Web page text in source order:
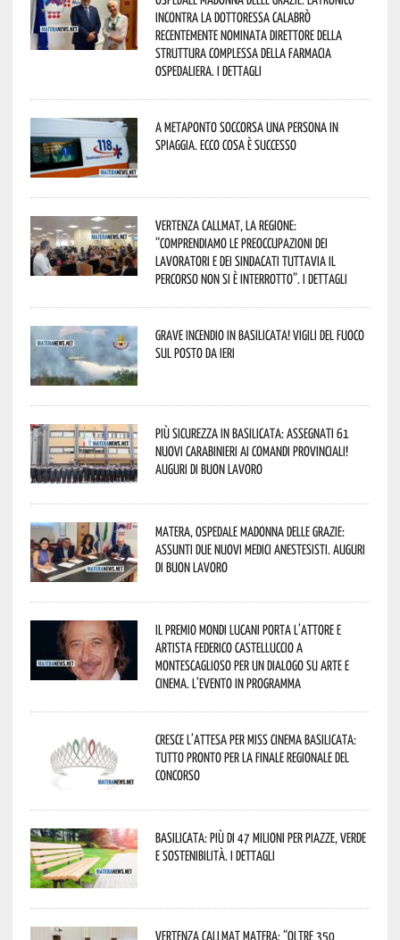
incontra la dottoressa Calabrò
recentemente nominata Direttore della
Struttura Complessa della Farmacia
Ospedaliera. I dettagli
A Metaponto soccorsa una persona in
spiaggia. Ecco cosa è successo
Vertenza CallMat, la Regione:
“comprendiamo le preoccupazioni dei
lavoratori e dei sindacati tuttavia il
percorso non si è interrotto”. I dettagli
Grave incendio in Basilicata! Vigili del fuoco
sul posto da ieri
Più sicurezza in Basilicata: assegnati 61
nuovi Carabinieri ai Comandi provinciali!
Auguri di buon lavoro
Matera, Ospedale Madonna delle Grazie:
assunti due nuovi medici anestesisti. Auguri
di buon lavoro
Il Premio Mondi Lucani porta l’attore e
artista Federico Castelluccio a
Montescaglioso per un dialogo su arte e
cinema. L’evento in programma
Cresce l’attesa per Miss Cinema Basilicata:
tutto pronto per la finale regionale del
concorso
Basilicata: più di 47 milioni per piazze, verde
e sostenibilità. I dettagli
Vertenza CallMat Matera: “Oltre 350